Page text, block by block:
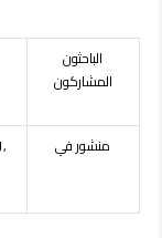
الباحثون
المشاركون
منشور في